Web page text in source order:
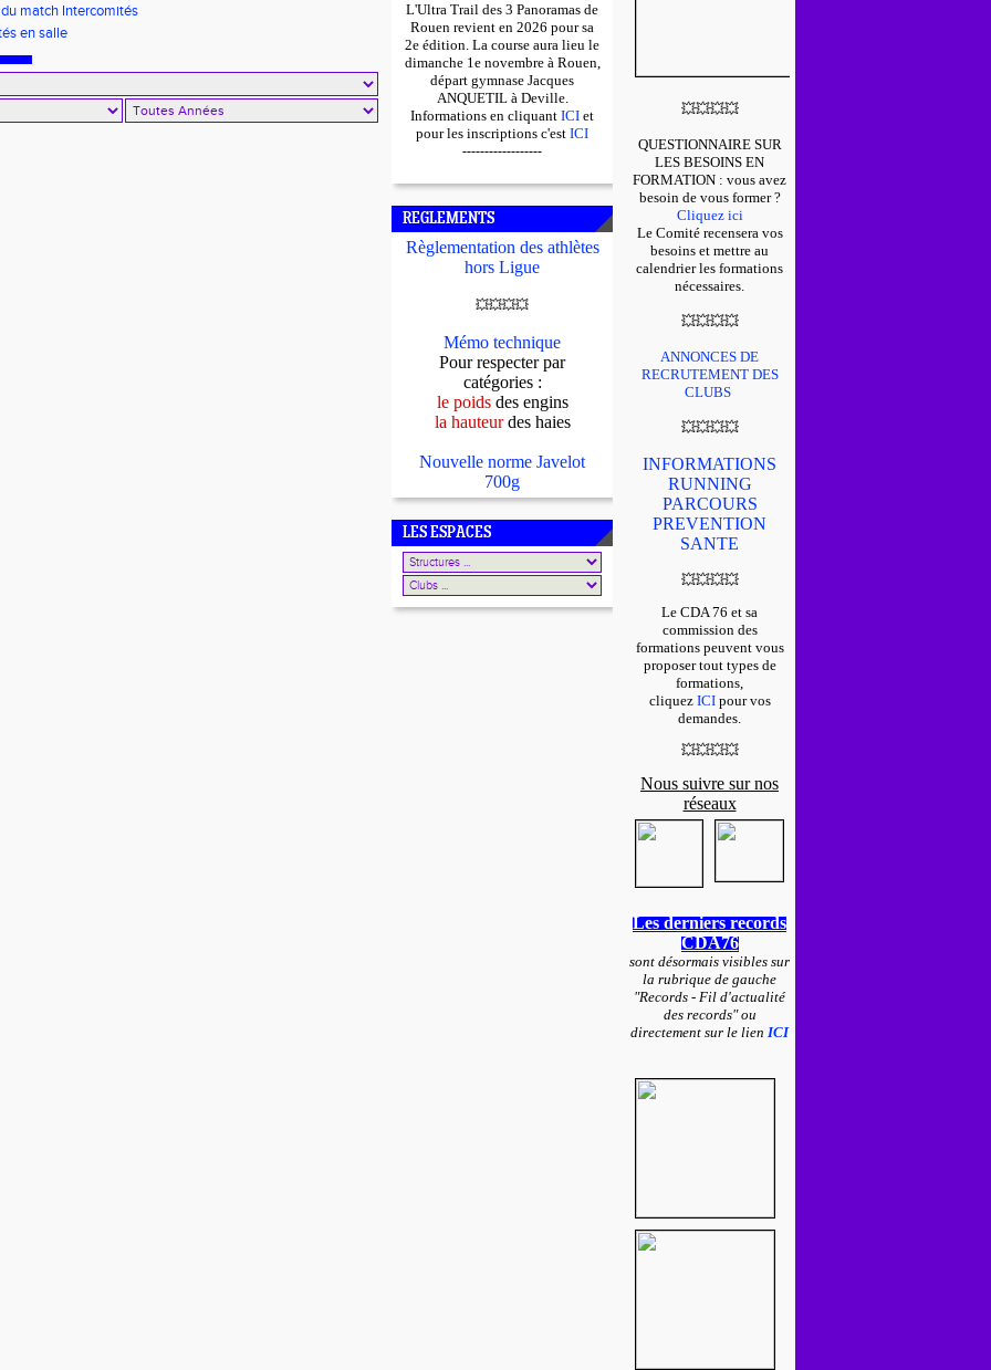
match Intercomités
en salle
L'Ultra Trail des 3 Panoramas de
Rouen revient en 2026 pour sa
2e édition. La course aura lieu le
dimanche 1e novembre à Rouen,
départ gymnase Jacques
ANQUETIL à Deville.
Informations en cliquant ICI et
pour les inscriptions c'est ICI
------------------
REGLEMENTS
Règlementation des athlètes
hors Ligue
💥💥💥💥
Mémo technique
Pour respecter par
catégories :
le poids des engins
la hauteurdes haies
Nouvelle norme Javelot
700g
LES ESPACES
💥💥💥💥
QUESTIONNAIRE SUR
LES BESOINS EN
FORMATION : vous avez
besoin de vous former ?
Cliquez ici
Le Comité recensera vos
besoins et mettre au
calendrier les formations
nécessaires.
💥💥💥💥
ANNONCES DE
RECRUTEMENT DES
CLUBS
💥💥💥💥
INFORMATIONS
RUNNING
PARCOURS
PREVENTION
SANTE
💥💥💥💥
Le CDA 76 et sa
commission des
formations peuvent vous
proposer tout types de
formations,
cliquez ICIpour vos
demandes.
💥💥💥💥
Nous suivre sur nos
réseaux
Les derniers records
CDA76
sont désormais visibles sur
la rubrique de gauche
"Records - Fil d'actualité
des records" ou
directement sur le lien ICI